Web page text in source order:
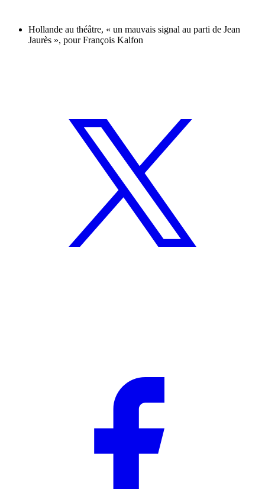
Hollande au théâtre, « un mauvais signal au parti de Jean
Jaurès », pour François Kalfon